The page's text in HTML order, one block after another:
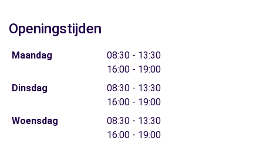
Openingstijden
Maandag
08:30 - 13:30
16:00 - 19:00
Dinsdag
08:30 - 13:30
16:00 - 19:00
Woensdag
08:30 - 13:30
16:00 - 19:00